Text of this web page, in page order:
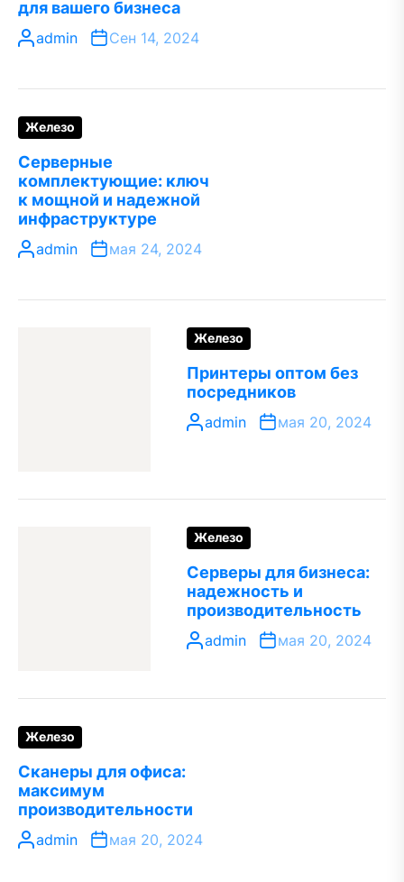
для вашего бизнеса
admin Сен 14, 2024
Железо
Серверные
комплектующие: ключ
к мощной и надежной
инфраструктуре
admin мая 24, 2024
Железо
Принтеры оптом без
посредников
admin мая 20, 2024
Железо
Серверы для бизнеса:
надежность и
производительность
admin мая 20, 2024
Железо
Сканеры для офиса:
максимум
производительности
admin мая 20, 2024